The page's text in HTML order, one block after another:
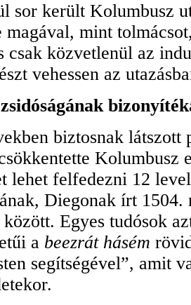
sor került Kolumbusz
magával, mint
csak közvetlenül az
vehessen az
biztosnak látszott
Kolumbusz
lehet felfedezni 12
Diegonak írt 1504.
Egyes tudósok
a beezrát hásém
segítségével”, amit